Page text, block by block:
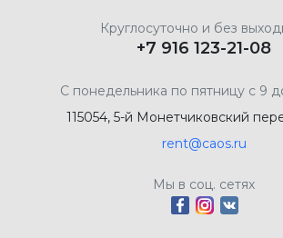
Круглосуточно и без
+7 916 123-21-08
С понедельника по пятницу с 9
115054, 5-й Монетчиковский
rent@caos.ru
Мы в соц. сетях